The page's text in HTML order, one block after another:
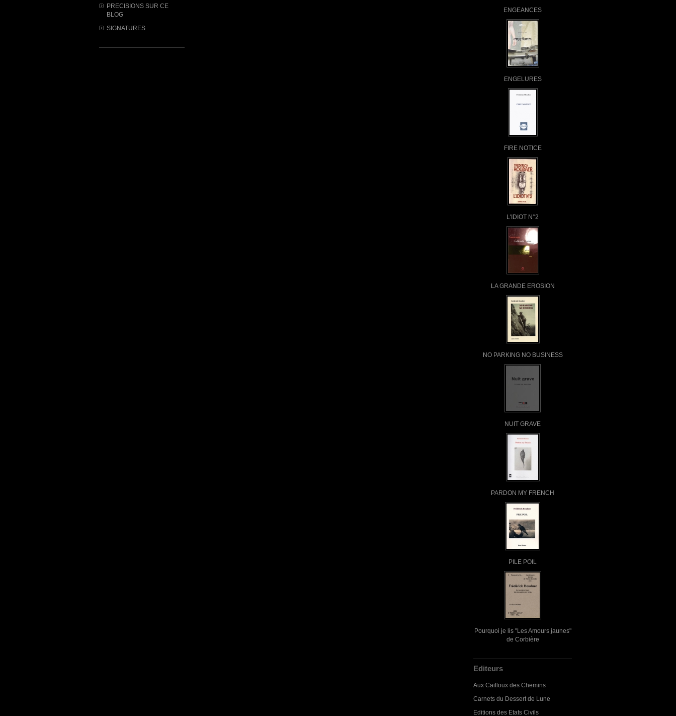
PRECISIONS SUR CE
BLOG
SIGNATURES
ENGEANCES
ENGELURES
FIRE NOTICE
L'IDIOT N°2
LA GRANDE EROSION
NO PARKING NO BUSINESS
NUIT GRAVE
PARDON MY FRENCH
PILE POIL
Pourquoi je lis "Les Amours jaunes"
de Corbière
Editeurs
Aux Cailloux des Chemins
Carnets du Dessert de Lune
Editions des Etats Civils